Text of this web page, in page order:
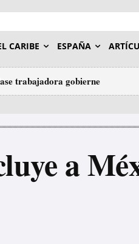
CARIBE ESPAÑA
trabajadora gobierne
a